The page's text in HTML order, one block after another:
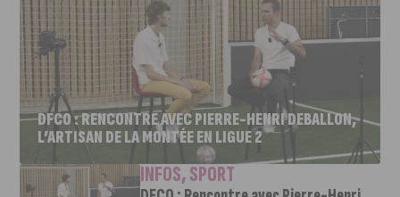
DFCO : RENCONTRE AVEC PIERRE-HENRI DEBALLON,
L’ARTISAN DE LA MONTÉE EN LIGUE 2
INFOS,SPORT